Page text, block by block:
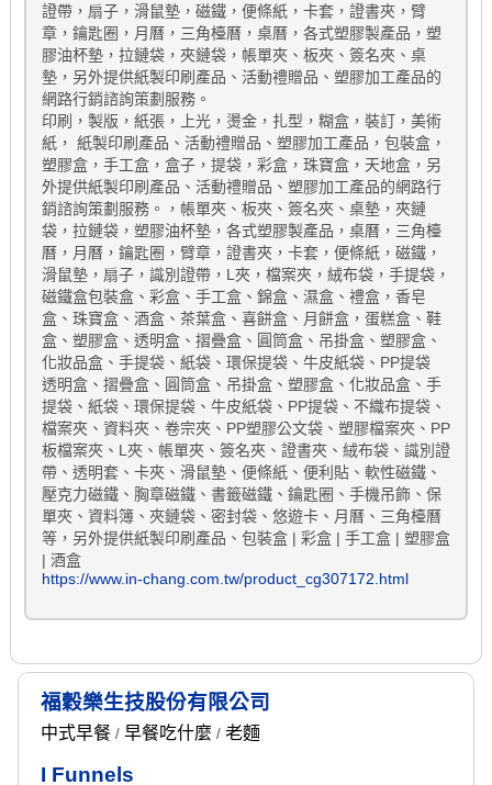
證帶，扇子，滑鼠墊，磁鐵，便條紙，卡套，證書夾，臂
章，鑰匙圈，月曆，三角檯曆，桌曆，各式塑膠製產品，塑
膠油杯墊，拉鏈袋，夾鏈袋，帳單夾、板夾、簽名夾、桌
墊，另外提供紙製印刷產品、活動禮贈品、塑膠加工產品的
網路行銷諮詢策劃服務。
印刷，製版，紙張，上光，燙金，扎型，糊盒，裝訂，美術
紙， 紙製印刷產品、活動禮贈品、塑膠加工產品，包裝盒，
塑膠盒，手工盒，盒子，提袋，彩盒，珠寶盒，天地盒，另
外提供紙製印刷產品、活動禮贈品、塑膠加工產品的網路行
銷諮詢策劃服務。，帳單夾、板夾、簽名夾、桌墊，夾鏈
袋，拉鏈袋，塑膠油杯墊，各式塑膠製產品，桌曆，三角檯
曆，月曆，鑰匙圈，臂章，證書夾，卡套，便條紙，磁鐵，
滑鼠墊，扇子，識別證帶，L夾，檔案夾，絨布袋，手提袋，
磁鐵盒包裝盒、彩盒、手工盒、錦盒、濕盒、禮盒，香皂
盒、珠寶盒、酒盒、茶葉盒、喜餅盒、月餅盒，蛋糕盒、鞋
盒、塑膠盒、透明盒、摺疊盒、圓筒盒、吊掛盒、塑膠盒、
化妝品盒、手提袋、紙袋、環保提袋、牛皮紙袋、PP提袋
透明盒、摺疊盒、圓筒盒、吊掛盒、塑膠盒、化妝品盒、手
提袋、紙袋、環保提袋、牛皮紙袋、PP提袋、不織布提袋、
檔案夾、資料夾、卷宗夾、PP塑膠公文袋、塑膠檔案夾、PP
板檔案夾、L夾、帳單夾、簽名夾、證書夾、絨布袋、識別證
帶、透明套、卡夾、滑鼠墊、便條紙、便利貼、軟性磁鐵、
壓克力磁鐵、胸章磁鐵、書籤磁鐵、鑰匙圈、手機吊飾、保
單夾、資料簿、夾鏈袋、密封袋、悠遊卡、月曆、三角檯曆
等，另外提供紙製印刷產品、包裝盒 | 彩盒 | 手工盒 | 塑膠盒
| 酒盒
https://www.in-chang.com.tw/product_cg307172.html
福穀樂生技股份有限公司
中式早餐/ 早餐吃什麼 / 老麵
I Funnels